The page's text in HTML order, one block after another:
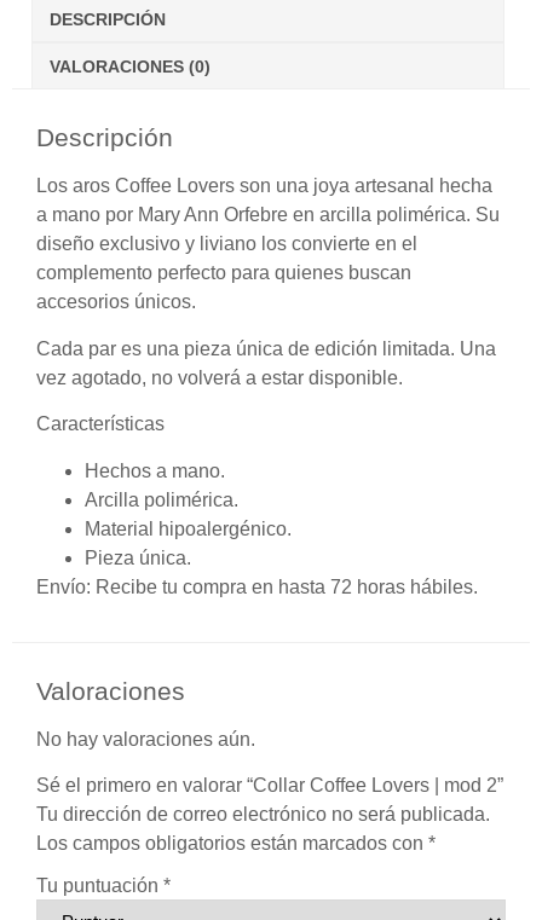
DESCRIPCIÓN
VALORACIONES (0)
Descripción
Los aros Coffee Lovers son una joya artesanal hecha
a mano por Mary Ann Orfebre en arcilla polimérica. Su
diseño exclusivo y liviano los convierte en el
complemento perfecto para quienes buscan
accesorios únicos.
Cada par es una pieza única de edición limitada. Una
vez agotado, no volverá a estar disponible.
Características
Hechos a mano.
Arcilla polimérica.
Material hipoalergénico.
Pieza única.
Envío: Recibe tu compra en hasta 72 horas hábiles.
Valoraciones
No hay valoraciones aún.
Sé el primero en valorar “Collar Coffee Lovers | mod 2”
Tu dirección de correo electrónico no será publicada.
Los campos obligatorios están marcados con *
Tu puntuación *